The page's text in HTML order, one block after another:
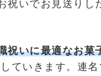
祝いでお見送りし
祝いに最適なお菓
ていきます。連